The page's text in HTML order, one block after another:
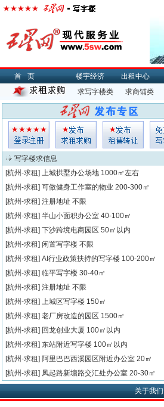
首页 楼宇经济 出租中心
求写字楼类
求商铺类
写字楼求信息
[杭州-求租] 上城拱墅办公场地 1000㎡左右
[杭州-求租] 可做健身工作室的物业 200-300㎡
[杭州-求租] 注册地址 不限
[杭州-求租] 半山小面积办公室 40-100㎡
[杭州-求租] 下沙跨境电商园区 50㎡以内
[杭州-求租] 闲置写字楼 不限
[杭州-求租] AI行业政策扶持的写字楼 100-200㎡
[杭州-求租] 临平写字楼 30-40㎡
[杭州-求租] 注册地址 不限
[杭州-求租] 上城区写字楼 150㎡
[杭州-求租] 老厂房改造的园区 1500㎡
[杭州-求租] 回龙创业大厦 100㎡以内
[杭州-求租] 东站附近写字楼 100㎡以内
[杭州-求租] 阿里巴巴西溪园区附近办公室 20㎡
[杭州-求租] 凤起路新塘路交汇处办公室 20-30㎡
关于我们